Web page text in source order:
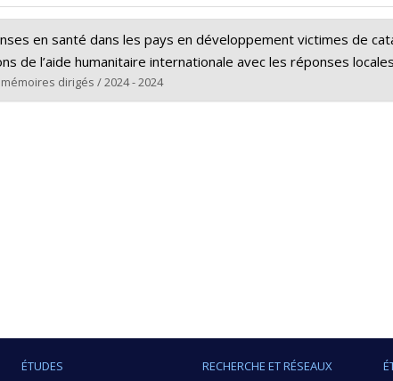
en santé dans les pays en développement victimes de
de l’aide humanitaire internationale avec les réponses
dirigés / 2024 - 2024
ÉTUDES RECHERCHE ET RÉSEAUX